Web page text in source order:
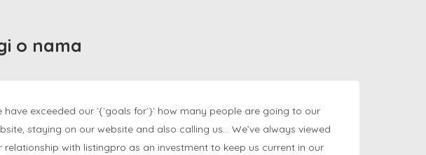
o nama
have exceeded our `{`goals for`}` how many people are going to our
staying on our website and also calling us… We’ve always viewed
relationship with listingpro as an investment to keep us current in our